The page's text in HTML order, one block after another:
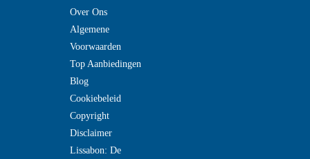
Over Ons
Algemene
Voorwaarden
Top Aanbiedingen
Blog
Cookiebeleid
Copyright
Disclaimer
Lissabon: De